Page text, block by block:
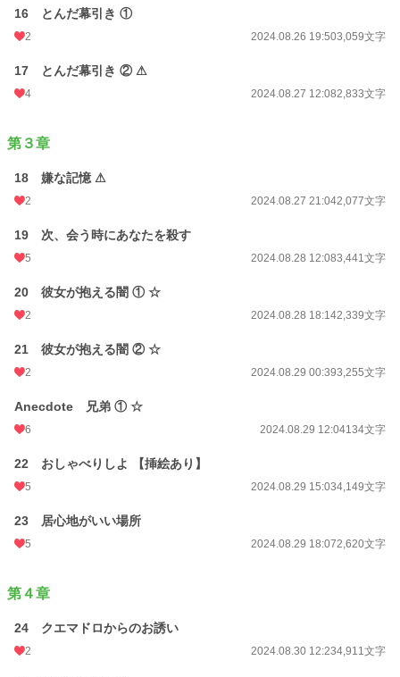
16 とんだ幕引き ①
2 2024.08.26 19:503,059文字
17 とんだ幕引き ② ⚠
4 2024.08.27 12:082,833文字
第３章
18 嫌な記憶 ⚠
2 2024.08.27 21:042,077文字
19 次、会う時にあなたを殺す
5 2024.08.28 12:083,441文字
20 彼女が抱える闇 ① ☆
2 2024.08.28 18:142,339文字
21 彼女が抱える闇 ② ☆
2 2024.08.29 00:393,255文字
Anecdote 兄弟 ① ☆
6 2024.08.29 12:04134文字
22 おしゃべりしよ 【挿絵あり】
5 2024.08.29 15:034,149文字
23 居心地がいい場所
5 2024.08.29 18:072,620文字
第４章
24 クエマドロからのお誘い
2 2024.08.30 12:234,911文字